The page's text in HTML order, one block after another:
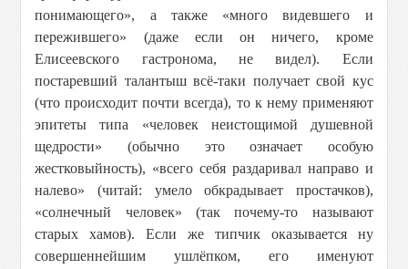
понимающего», а также «много видевшего и
пережившего» (даже если он ничего, кроме
Елисеевского гастронома, не видел). Если
постаревший талантыш всё-таки получает свой кус
(что происходит почти всегда), то к нему применяют
эпитеты типа «человек неистощимой душевной
щедрости» (обычно это означает особую
жестковыйность), «всего себя раздаривал направо и
налево» (читай: умело обкрадывает простачков),
«солнечный человек» (так почему-то называют
старых хамов). Если же типчик оказывается ну
совершеннейшим ушлёпком, его именуют